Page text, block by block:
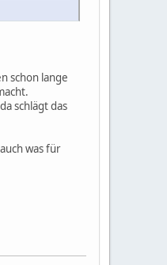
schon lange
schlägt das
was für